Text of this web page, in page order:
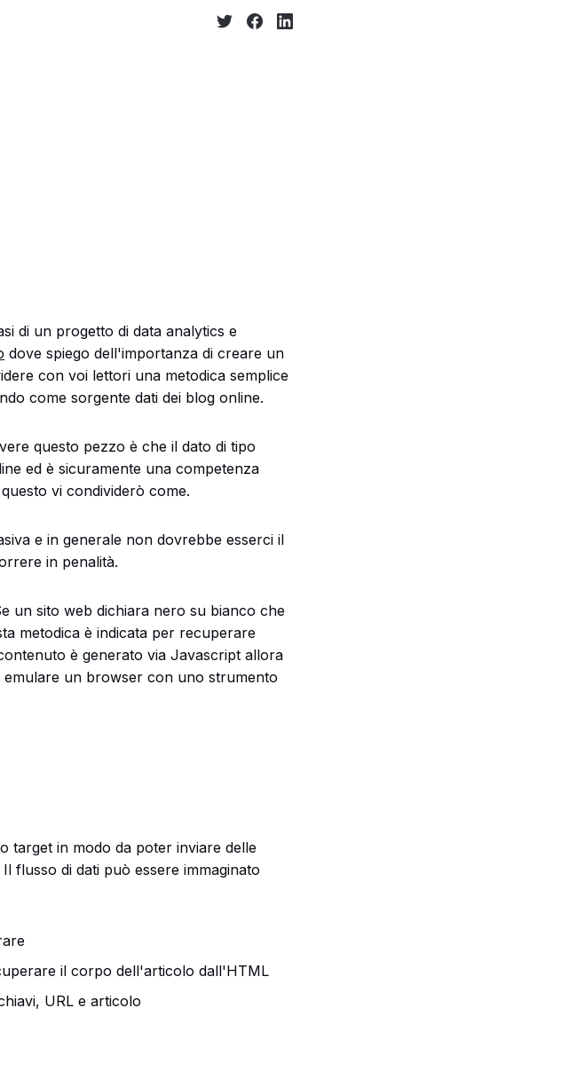
di un progetto di data analytics e
dove spiego dell'importanza di creare un
con voi lettori una metodica semplice
come sorgente dati dei blog online.
questo pezzo è che il dato di tipo
ed è sicuramente una competenza
vi condividerò come.
e in generale non dovrebbe esserci il
in penalità.
un sito web dichiara nero su bianco che
metodica è indicata per recuperare
è generato via Javascript allora
un browser con uno strumento
target in modo da poter inviare delle
flusso di dati può essere immaginato
il corpo dell'articolo dall'HTML
URL e articolo